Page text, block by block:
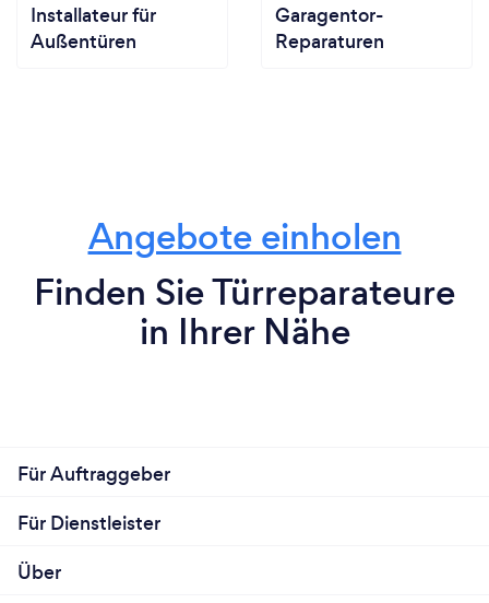
Installateur für
Außentüren
Garagentor-
Reparaturen
Angebote einholen
Finden Sie Türreparateure
in Ihrer Nähe
Für Auftraggeber
Für Dienstleister
Über